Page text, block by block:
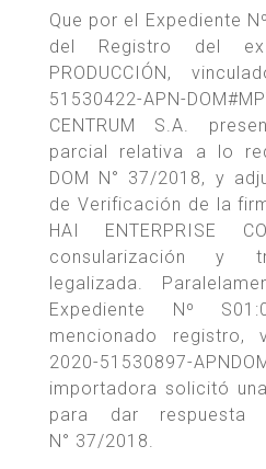
Que por el Expediente
del Registro del ex
PRODUCCIÓN,
51530422-APN-
CENTRUM S.A.
parcial relativa a lo
DOM N° 37/2018, y
de Verificación de la
HAI ENTERPRISE
consularización y
legalizada.
Expediente Nº
mencionado registro,
2020-51530897-
importadora solicitó
para dar
N° 37/2018.